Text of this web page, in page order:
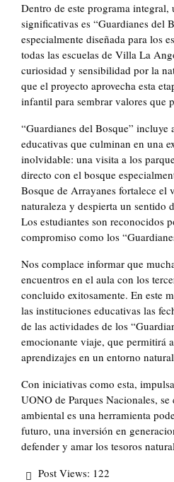
Dentro de este programa integral,
significativas es “Guardianes del
especialmente diseñada para los
todas las escuelas de Villa La
curiosidad y sensibilidad por la
que el proyecto aprovecha esta
infantil para sembrar valores que
“Guardianes del Bosque” incluye
educativas que culminan en una
inolvidable: una visita a los
directo con el bosque
Bosque de Arrayanes fortalece
naturaleza y despierta un sentido
Los estudiantes son reconocidos
compromiso como los
Nos complace informar que
encuentros en el aula con los
concluido exitosamente. En este
las instituciones educativas las
de las actividades de los
emocionante viaje, que permitirá
aprendizajes en un entorno
Con iniciativas como esta,
UONO de Parques Nacionales,
ambiental es una herramienta
futuro, una inversión en
defender y amar los tesoros
Post Views: 122